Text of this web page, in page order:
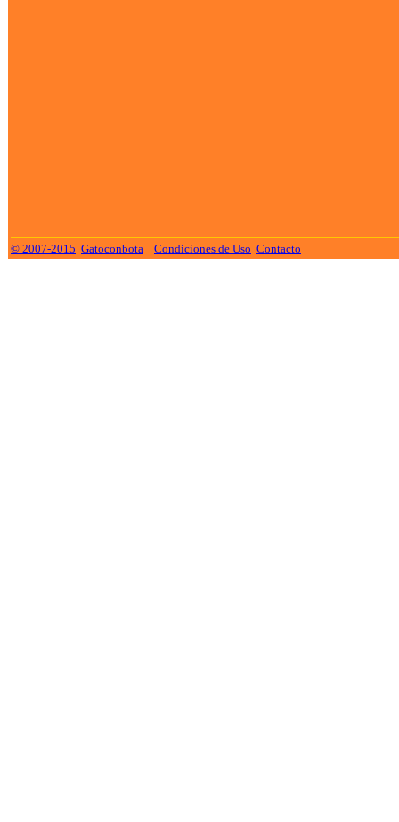
© 2007-2015 Gatoconbota Condiciones de Uso Contacto